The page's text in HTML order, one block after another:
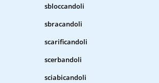
sbloccandoli
sbracandoli
scarificandoli
scerbandoli
sciabicandoli